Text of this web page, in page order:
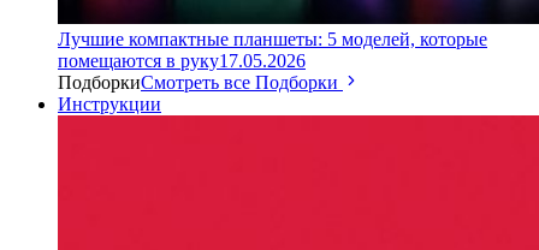
Лучшие компактные планшеты: 5 моделей, которые
помещаются в руку17.05.2026
ПодборкиСмотреть все Подборки
Инструкции